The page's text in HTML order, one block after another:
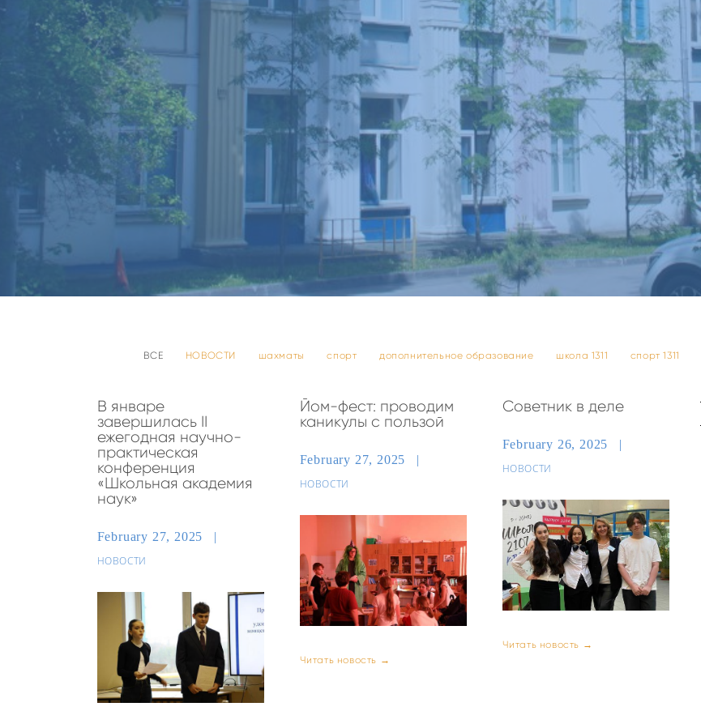
ВСЕ НОВОСТИ шахматы спорт дополнительное образование школа 1311 спорт 1311
В январе
завершилась II
ежегодная научно-
практическая
конференция
«Школьная академия
наук»
February 27, 2025
НОВОСТИ
Йом-фест: проводим
каникулы с пользой
February 27, 2025
НОВОСТИ
Читать новость →
Советник в деле
February 26, 2025
НОВОСТИ
Читать новость →